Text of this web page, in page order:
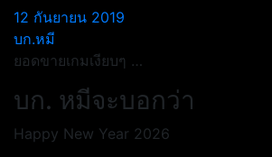
12 กันยายน 2019
บก.หมี
ยอดขายเกมเงียบๆ …
บก. หมีจะบอกว่า
Happy New Year 2026